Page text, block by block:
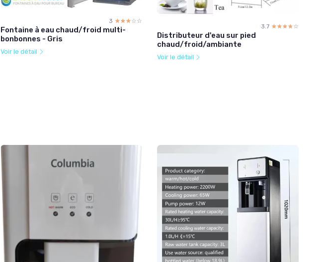
3 ☆☆☆☆☆
★★★★★
Fontaine à eau chaud/froid multi-
bonbonnes - Gris
Voir le détail
3.7 ☆☆☆☆☆
★★★★★
Distributeur d'eau sur pied
chaud/froid/ambiante
Voir le détail